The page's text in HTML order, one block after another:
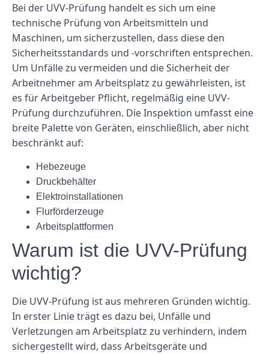
Bei der UVV-Prüfung handelt es sich um eine
technische Prüfung von Arbeitsmitteln und
Maschinen, um sicherzustellen, dass diese den
Sicherheitsstandards und -vorschriften entsprechen.
Um Unfälle zu vermeiden und die Sicherheit der
Arbeitnehmer am Arbeitsplatz zu gewährleisten, ist
es für Arbeitgeber Pflicht, regelmäßig eine UVV-
Prüfung durchzuführen. Die Inspektion umfasst eine
breite Palette von Geräten, einschließlich, aber nicht
beschränkt auf:
Hebezeuge
Druckbehälter
Elektroinstallationen
Flurförderzeuge
Arbeitsplattformen
Warum ist die UVV-Prüfung
wichtig?
Die UVV-Prüfung ist aus mehreren Gründen wichtig.
In erster Linie trägt es dazu bei, Unfälle und
Verletzungen am Arbeitsplatz zu verhindern, indem
sichergestellt wird, dass Arbeitsgeräte und